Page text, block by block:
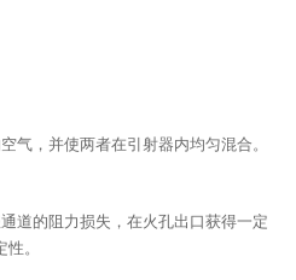
气，并使两者在引射器内均匀混合。
道的阻力损失，在火孔出口获得一定
。